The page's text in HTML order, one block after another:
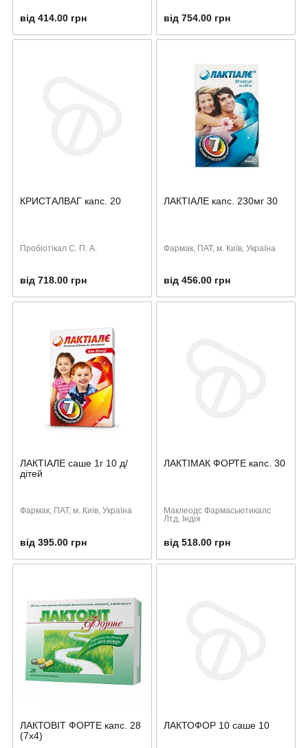
від 414.00 грн від 754.00 грн
КРИСТАЛВАГ капс. 20
Пробіотікал С. П. А.
від 718.00 грн
ЛАКТІАЛЕ капс. 230мг 30
Фармак, ПАТ, м. Київ, Україна
від 456.00 грн
ЛАКТІАЛЕ саше 1г 10 д/
дітей
Фармак, ПАТ, м. Київ, Україна
від 395.00 грн
ЛАКТІМАК ФОРТЕ капс. 30
Маклеодс Фармасьютикалс
Лтд, Індія
від 518.00 грн
ЛАКТОВІТ ФОРТЕ капс. 28
(7х4)
ЛАКТОФОР 10 саше 10